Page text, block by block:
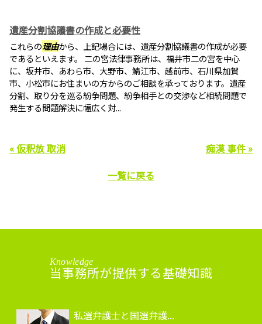
遺産分割協議書の作成と必要性
これらの理由から、上記場合には、遺産分割協議書の作成が必要
であるといえます。 二の宮法律事務所は、福井市二の宮を中心
に、坂井市、あわら市、大野市、鯖江市、越前市、石川県加賀
市、小松市にお住まいの方からのご相談を承っております。遺産
分割、取り分を巡る紛争問題、紛争相手との交渉など相続問題で
発生する問題解決に幅広く対...
« 仮釈放 取消
痴漢 事件 »
一覧に戻る
Knowledge
当事務所が提供する基礎知識
私選弁護士と国選弁護...